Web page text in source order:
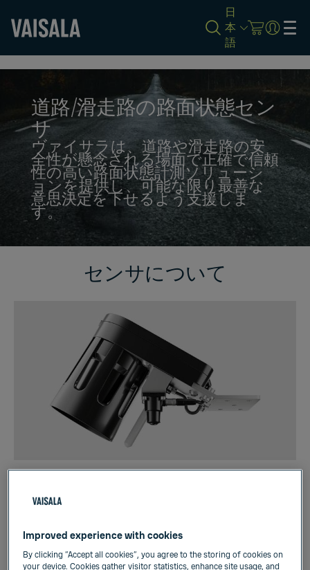
content
日
本
語
道路/滑走路の路面状態セン
サ
ヴァイサラは、道路や滑走路の安
全性が懸念される場面で正確で信頼
性の高い路面状態計測ソリューシ
ョンを提供し、可能な限り最善な
意思決定を下せるよう支援しま
す。
センサについて
温、気象データを収集、送信するワイヤレスの車載
Improved experience with cookies
By clicking “Accept all cookies”, you agree to the storing of cookies on
your device. Cookies gather visitor statistics, enhance site usage, and